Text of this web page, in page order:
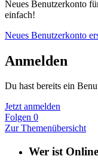
Neues Benutzerkonto
einfach!
Neues Benutzerkonto
Anmelden
Du hast bereits ein
Jetzt anmelden
Folgen 0
Zur Themenübersicht
Wer ist Online